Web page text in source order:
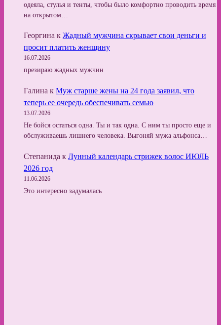
одеяла, стулья и тенты, чтобы было комфортно проводить время
на открытом…
Георгина к Жадный мужчина скрывает свои деньги и
просит платить женщину
16.07.2026
презираю жадных мужчин
Галина к Муж старше жены на 24 года заявил, что
теперь ее очередь обеспечивать семью
13.07.2026
Не бойся остаться одна. Ты и так одна. С ним ты просто еще и
обслуживаешь лишнего человека. Выгоняй мужа альфонса…
Степанида к Лунный календарь стрижек волос ИЮЛЬ
2026 год
11.06.2026
Это интересно задумалась